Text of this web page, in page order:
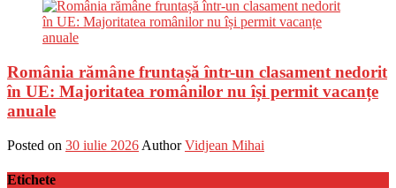
România rămâne fruntașă într-un clasament nedorit
în UE: Majoritatea românilor nu își permit vacanțe
anuale
Posted on 30 iulie 2026 Author Vidjean Mihai
Etichete